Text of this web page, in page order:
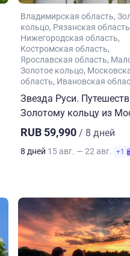
Владимирская область
кольцо Рязанская область
Нижегородская область
Костромская область
Ярославская область
Золотое кольцо
область Ивановская
Звезда Руси.
Золотому кольцу из
RUB 59,990 / 8 дней
8 дней 15 авг. — 22 авг. +1